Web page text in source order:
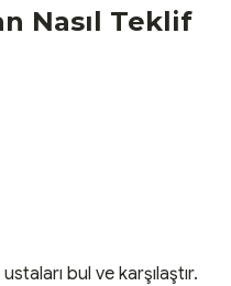
Nasıl Teklif
bul ve karşılaştır.